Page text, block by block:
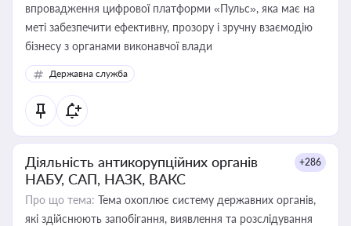
впровадження цифрової платформи «Пульс», яка має на
меті забезпечити ефективну, прозору і зручну взаємодію
бізнесу з органами виконавчої влади
Державна служба
Діяльність антикорупційних органів
НАБУ, САП, НАЗК, ВАКС
+286
Про що тема: Тема охоплює систему державних органів,
які здійснюють запобігання, виявлення та розслідування